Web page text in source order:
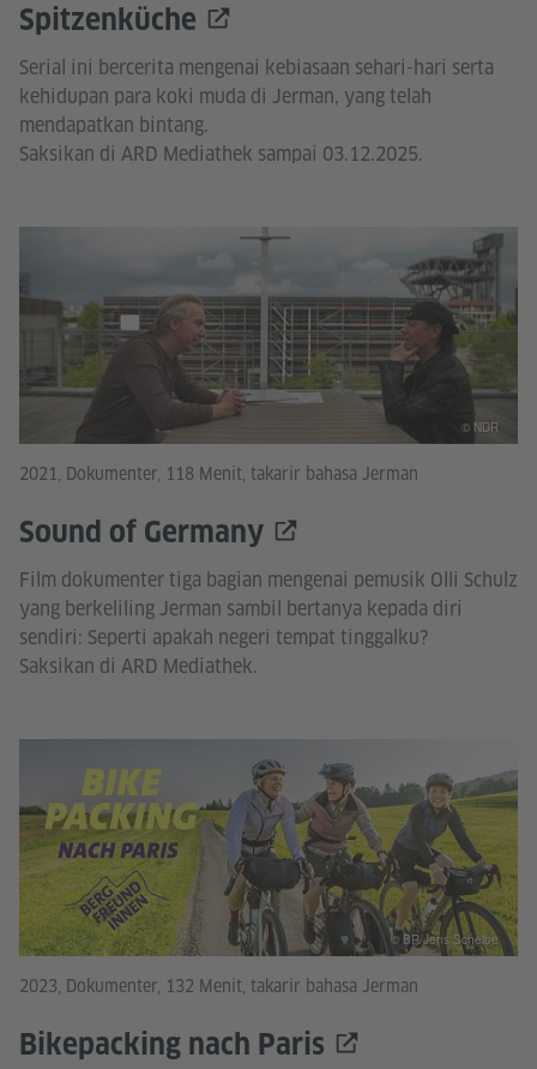
Spitzenküche
Serial ini bercerita mengenai kebiasaan sehari-hari serta
kehidupan para koki muda di Jerman, yang telah
mendapatkan bintang.
Saksikan di ARD Mediathek sampai 03.12.2025.
2021, Dokumenter, 118 Menit, takarir bahasa Jerman
Sound of Germany
Film dokumenter tiga bagian mengenai pemusik Olli Schulz
yang berkeliling Jerman sambil bertanya kepada diri
sendiri: Seperti apakah negeri tempat tinggalku?
Saksikan di ARD Mediathek.
© NDR
2023, Dokumenter, 132 Menit, takarir bahasa Jerman
Bikepacking nach Paris
© BR/Jens Scheibe